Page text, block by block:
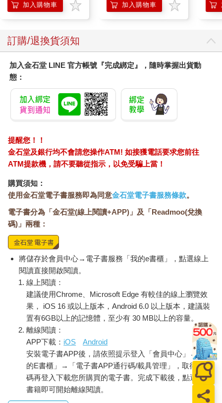
防滲漏貓尿布/可觀察
尿色貓潔墊補充包/本
加入購物車
Mario Galaxy Movie
Storybook
加入購物車
訂購/退換貨須知
加入金石堂 LINE 官方帳號『完成綁定』，隨時掌握出貨動
態：
提醒您！！
金石堂及銀行均不會請您操作ATM! 如接獲電話要求您前往
ATM提款機，請不要聽從指示，以免受騙上當！
購買須知：
使用金石堂電子書服務即為同意金石堂電子書服務條款。
電子書分為「金石堂(線上閱讀+APP)」及「Readmoo(兌換
碼)」兩種：
將儲存於會員中心→電子書服務「我的e書櫃」，點選線上
閱讀直接開啟閱讀。
線上閱讀：
建議使用Chrome、Microsoft Edge 有較佳的線上瀏覽效
果， iOS 16 或以上版本，Android 6.0 以上版本，建議裝
置有6GB以上的記憶體，至少有 30 MB以上的容量。
離線閱讀：
APP下載： iOS
Android
安裝電子書APP後，請依照提示登入「會員中心」→「我
的E書櫃」→「電子書APP通行碼/載具管理」，取得通行
碼再登入下載您所購買的電子書。完成下載後，點選任一
書籍即可開始離線閱讀。